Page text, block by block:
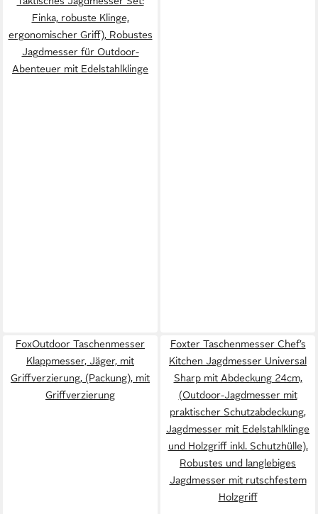
Finka, robuste Klinge,
ergonomischer Griff), Robustes
Jagdmesser für Outdoor-
Abenteuer mit Edelstahlklinge
FoxOutdoor Taschenmesser
Klappmesser, Jäger, mit
Griffverzierung, (Packung), mit
Griffverzierung
Foxter Taschenmesser Chef’s
Kitchen Jagdmesser Universal
Sharp mit Abdeckung 24cm,
(Outdoor-Jagdmesser mit
praktischer Schutzabdeckung,
Jagdmesser mit Edelstahlklinge
und Holzgriff inkl. Schutzhülle),
Robustes und langlebiges
Jagdmesser mit rutschfestem
Holzgriff